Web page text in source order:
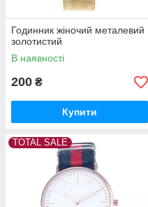
Годинник жіночий металевий
золотистий
В наявності
200 ₴
Купити
TOTAL SALE